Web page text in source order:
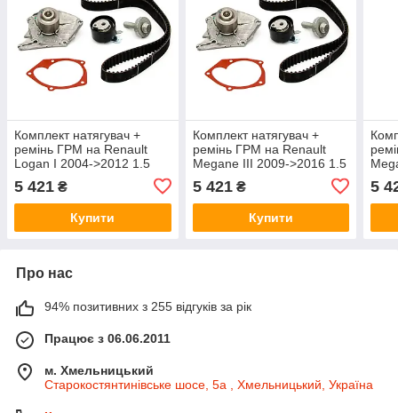
Комплект натягувач +
ремінь ГРМ на Renault
Logan I 2004->2012 1.5
dCi — Renault (Оригінал) -
119A02421R
5 421 ₴
Купити
Комплект натягувач +
ремінь ГРМ на Renault
Megane III 2009->2016 1.5
dCi — Renault (Оригінал) -
119A02421R
5 421₴
Купити
5
Про нас
94% позитивних з 255 відгуків за рік
Працює з 06.06.2011
м. Хмельницький
Старокостянтинівське шосе, 5а , Хмельницький, Україна